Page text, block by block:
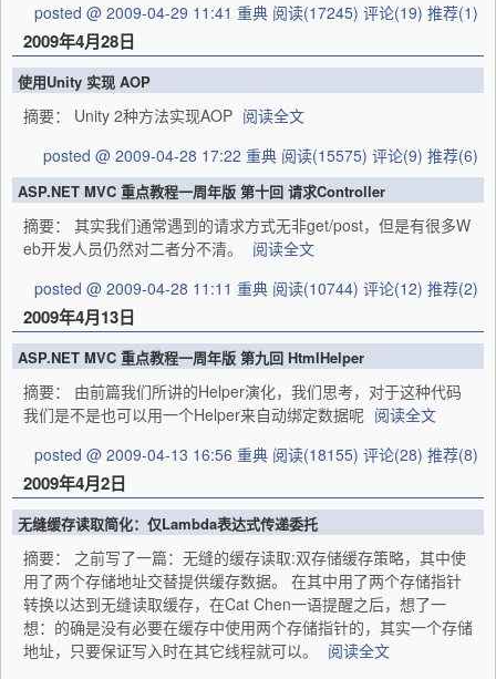
posted @ 2009-04-29 11:41 重典 阅读(17245) 评论(19) 推荐(1)
2009年4月28日
使用Unity 实现 AOP
摘要： Unity 2种方法实现AOP 阅读全文
posted @ 2009-04-28 17:22 重典 阅读(15575) 评论(9) 推荐(6)
ASP.NET MVC 重点教程一周年版 第十回 请求Controller
摘要： 其实我们通常遇到的请求方式无非get/post，但是有很多W
eb开发人员仍然对二者分不清。
阅读全文
posted @ 2009-04-28 11:11 重典 阅读(10744) 评论(12) 推荐(2)
2009年4月13日
ASP.NET MVC 重点教程一周年版 第九回 HtmlHelper
摘要： 由前篇我们所讲的Helper演化，我们思考，对于这种代码
我们是不是也可以用一个Helper来自动绑定数据呢 阅读全文
posted @ 2009-04-13 16:56 重典 阅读(18155) 评论(28) 推荐(8)
2009年4月2日
无缝缓存读取简化：仅Lambda表达式传递委托
摘要： 之前写了一篇：无缝的缓存读取:双存储缓存策略，其中使
用了两个存储地址交替提供缓存数据。 在其中用了两个存储指针
转换以达到无缝读取缓存，在Cat Chen一语提醒之后，想了一
想：的确是没有必要在缓存中使用两个存储指针的，其实一个存储
地址，只要保证写入时在其它线程就可以。
阅读全文